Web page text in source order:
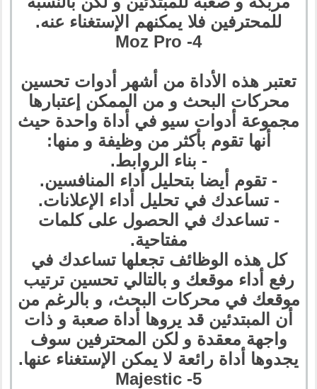
للمحترفين فلا يمكنهم الإستغناء عنه.
4- Moz Pro
تعتبر هذه الأداة من أشهر أدوات تحسين
محركات البحث و من الممكن إعتبارها
مجموعة أدوات سيو في أداة واحدة حيث
أنها تقوم بأكثر من وظيفة و منها:
- بناء الروابط.
- تقوم أيضا بتحليل أداء المنافسين.
- تساعدك في تحليل أداء الإعلانات.
- تساعدك في الحصول على كلمات
مفتاحية.
كل هذه الوظائف تجعلها تساعدك في
رفع أداء موقعك و بالتالي تحسين ترتيب
موقعك في محركات البحث، و بالرغم من
أن المبتدئين قد يروها أداة صعبة و ذات
واجهة معقدة و لكن المحترفين سوف
يجدوها أداة رائعة لا يمكن الإستغناء عنها.
5- Majestic